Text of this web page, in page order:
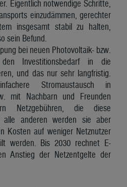
Eigentlich notwendige Schritte,
einzudämmen, gerechter
insgesamt stabil zu halten,
sein Befund.
bei neuen Photovoltaik- bzw.
Investitionsbedarf in die
und das nur sehr langfristig.
Stromaustausch in
mit Nachbarn und Freunden
Netzgebühren, die diese
alle anderen werden sie aber
Kosten auf weniger Netznutzer
werden. Bis 2030 rechnet E-
Anstieg der Netzentgelte der